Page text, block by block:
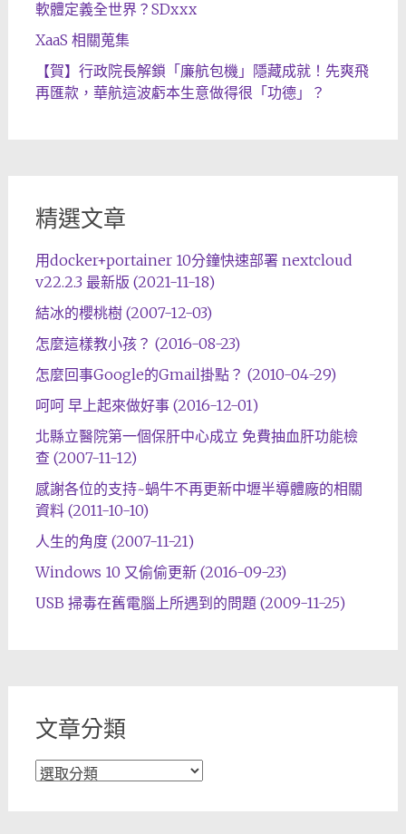
軟體定義全世界？SDxxx
XaaS 相關蒐集
【賀】行政院長解鎖「廉航包機」隱藏成就！先爽飛
再匯款，華航這波虧本生意做得很「功德」？
精選文章
用docker+portainer 10分鐘快速部署 nextcloud
v22.2.3 最新版 (2021-11-18)
結冰的櫻桃樹 (2007-12-03)
怎麼這樣教小孩？ (2016-08-23)
怎麼回事Google的Gmail掛點？ (2010-04-29)
呵呵 早上起來做好事 (2016-12-01)
北縣立醫院第一個保肝中心成立 免費抽血肝功能檢
查 (2007-11-12)
感謝各位的支持~蝸牛不再更新中壢半導體廠的相關
資料 (2011-10-10)
人生的角度 (2007-11-21)
Windows 10 又偷偷更新 (2016-09-23)
USB 掃毒在舊電腦上所遇到的問題 (2009-11-25)
文章分類
文